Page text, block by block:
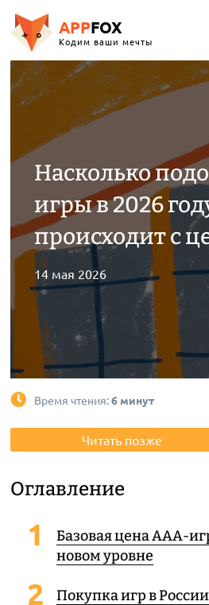
APPFOX
Кодим ваши мечты
Насколько
игры в 2026
происходит с
14 мая 2026
Время чтения:6 минут
Читать позже
Оглавление
Базовая цена AAA-
новом уровне
Покупка игр в